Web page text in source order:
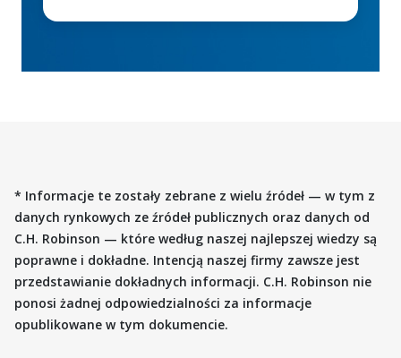
* Informacje te zostały zebrane z wielu źródeł — w tym z
danych rynkowych ze źródeł publicznych oraz danych od
C.H. Robinson — które według naszej najlepszej wiedzy są
poprawne i dokładne. Intencją naszej firmy zawsze jest
przedstawianie dokładnych informacji. C.H. Robinson nie
ponosi żadnej odpowiedzialności za informacje
opublikowane w tym dokumencie.